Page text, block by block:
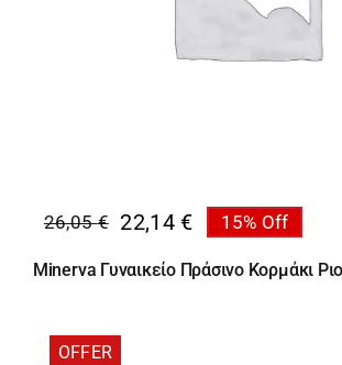
26,05€
Original
price
22,14 €
Η
τρέχουσα
22,14 €.
15% Off
Minerva Γυναικείο Πράσινο Κορμάκι
OFFER